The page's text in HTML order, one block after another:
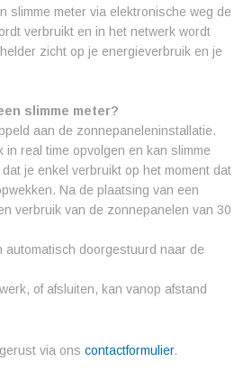
slimme meter via elektronische weg de
verbruikt en in het netwerk wordt
zicht op je energieverbruik en je
slimme meter?
aan de zonnepaneleninstallatie.
real time opvolgen en kan slimme
je enkel verbruikt op het moment dat
Na de plaatsing van een
verbruik van de zonnepanelen van 30
automatisch doorgestuurd naar de
of afsluiten, kan vanop afstand
via ons contactformulier.